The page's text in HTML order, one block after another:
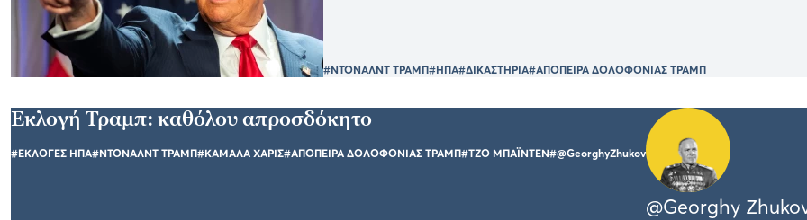
#ΝΤΟΝΑΛΝΤ ΤΡΑΜΠ#ΗΠΑ#ΔΙΚΑΣΤΗΡΙΑ#ΑΠΟΠΕΙΡΑ ΔΟΛΟΦΟΝΙΑΣ ΤΡΑΜΠ
Εκλογή Τραμπ: καθόλου απροσδόκητο
#ΕΚΛΟΓΕΣ ΗΠΑ#ΝΤΟΝΑΛΝΤ ΤΡΑΜΠ#ΚΑΜΑΛΑ ΧΑΡΙΣ#ΑΠΟΠΕΙΡΑ ΔΟΛΟΦΟΝΙΑΣ ΤΡΑΜΠ#ΤΖΟ ΜΠΑΪΝΤΕΝ#@GeorghyZhukov
@Georghy